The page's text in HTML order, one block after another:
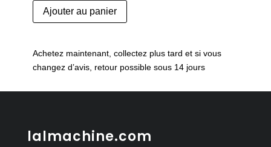
quantité
de
Ajouter au panier
Achetez maintenant, collectez plus tard et si vous
changez d’avis, retour possible sous 14 jours
lalmachine.com